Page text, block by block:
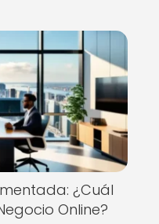
¿Cuál
Online?